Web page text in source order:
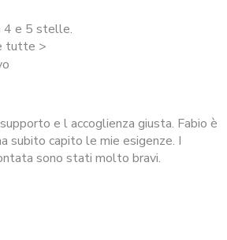
4 e 5 stelle.
tutte >
e l accoglienza giusta. Fabio è
subito capito le mie esigenze. I
sono stati molto bravi.